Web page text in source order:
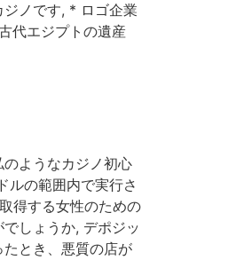
ノです, * ロゴ企業
代エジプトの遺産
ようなカジノ初心
ルの範囲内で実行さ
得する女性のための
しょうか, デポジッ
とき、悪質の店が